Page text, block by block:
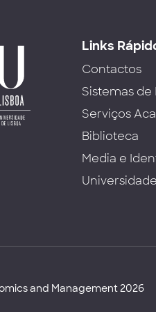
Links
Contactos
Sistemas
Serviços
Biblioteca
Media e
and Management 2026